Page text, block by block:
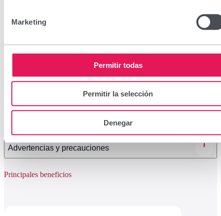
Marketing
Permitir todas
Permitir la selección
Denegar
Modo de uso
Advertencias y precauciones
Principales beneficios